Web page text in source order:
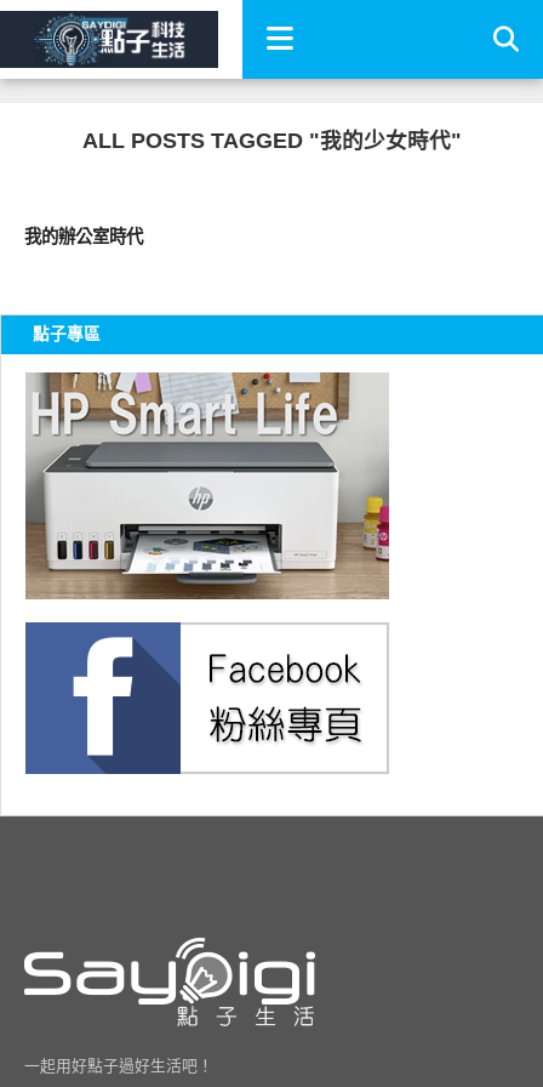
ALL POSTS TAGGED "我的少女時代"
我的辦公室時代
點子專區
一起用好點子過好生活吧！